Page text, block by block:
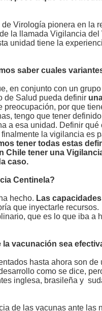
Virología pionera en la
la llamada Vigilancia
unidad tiene la
saber cuales
en conjunto con un
de Salud pueda definir
preocupación, por que
tengo que tener
a esa unidad. Definir
la vigilancia es
tener todas estas
Chile tener una
caso.
Centinela?
hecho. Las
que inyectarle
que es lo que iba a
vacunación sea
hasta ahora son de
como se dice,
inglesa, brasileña y
de las vacunas ante las